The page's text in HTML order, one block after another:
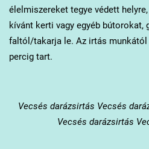
élelmiszereket tegye védett
kívánt kerti vagy egyéb bútorokat,
faltól/takarja le. Az irtás munkától
percig tart.
Vecsés darázsirtás Vecsés
Vecsés darázsirtás